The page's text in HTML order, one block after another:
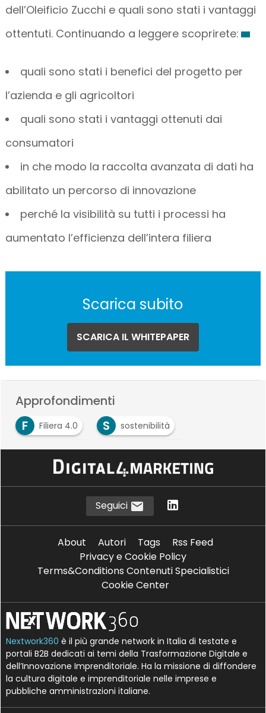
dell’Oleificio Zucchi e quali sono stati i vantaggi
ottentuti. Continuando a leggere scoprirete:
quali sono stati i benefici del progetto per
l’azienda e gli agricoltori
quali sono stati i vantaggi ottenuti dai
consumatori
in che modo la raccolta avanzata di dati ha
abilitato un percorso di innovazione
perché la visibilità su tutti i processi ha
aumentato l’efficienza dell’intera filiera
Scarica subito
SCARICA IL WHITEPAPER
Approfondimenti
F
Filiera 4.0 S sostenibilità
S supply chain T Tracciabilità
Seguici
About Autori Tags
Rss Feed
Privacy e Cookie Policy
Terms&Conditions Contenuti Specialistici
Cookie Center
Nextwork360 è il più grande network in Italia di testate e
portali B2B dedicati ai temi della Trasformazione Digitale e
dell’Innovazione Imprenditoriale. Ha la missione di diffondere
la cultura digitale e imprenditoriale nelle imprese e
pubbliche amministrazioni italiane.